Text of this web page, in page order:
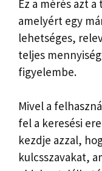
Ez a mérés azt
amelyért egy
lehetséges,
teljes
figyelembe.
Mivel a
fel a keresési
kezdje azzal,
kulcsszavakat,